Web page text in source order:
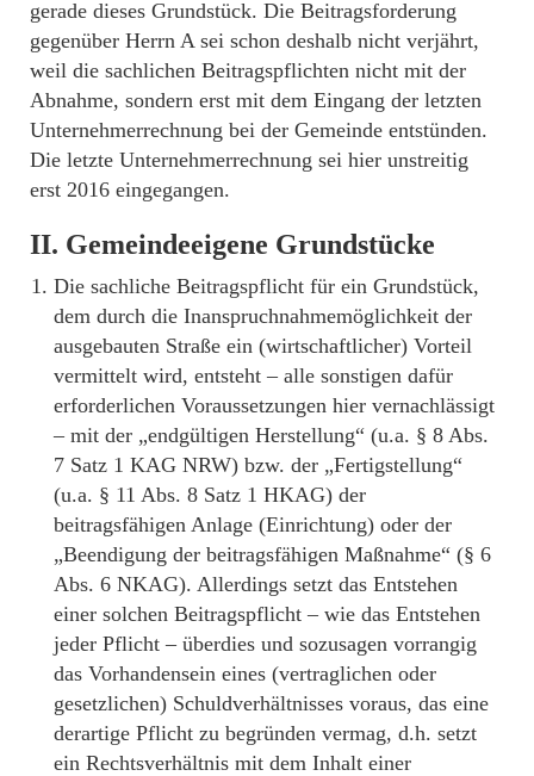
gerade dieses Grundstück. Die Beitragsforderung
gegenüber Herrn A sei schon deshalb nicht verjährt,
weil die sachlichen Beitragspflichten nicht mit der
Abnahme, sondern erst mit dem Eingang der letzten
Unternehmerrechnung bei der Gemeinde entstünden.
Die letzte Unternehmerrechnung sei hier unstreitig
erst 2016 eingegangen.
II. Gemeindeeigene Grundstücke
Die sachliche Beitragspflicht für ein Grundstück,
dem durch die Inanspruchnahmemöglichkeit der
ausgebauten Straße ein (wirtschaftlicher) Vorteil
vermittelt wird, entsteht – alle sonstigen dafür
erforderlichen Voraussetzungen hier vernachlässigt
– mit der „endgültigen Herstellung“ (u.a. § 8 Abs.
7 Satz 1 KAG NRW) bzw. der „Fertigstellung“
(u.a. § 11 Abs. 8 Satz 1 HKAG) der
beitragsfähigen Anlage (Einrichtung) oder der
„Beendigung der beitragsfähigen Maßnahme“ (§ 6
Abs. 6 NKAG). Allerdings setzt das Entstehen
einer solchen Beitragspflicht – wie das Entstehen
jeder Pflicht – überdies und sozusagen vorrangig
das Vorhandensein eines (vertraglichen oder
gesetzlichen) Schuldverhältnisses voraus, das eine
derartige Pflicht zu begründen vermag, d.h. setzt
ein Rechtsverhältnis mit dem Inhalt einer